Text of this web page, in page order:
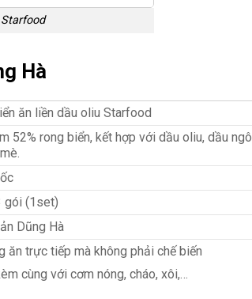
Hà
ăn liền dầu oliu Starfood
52% rong biển, kết hợp với dầu oliu, dầu ngô
gói (1set)
Dũng Hà
ăn trực tiếp mà không phải chế biến
cùng với cơm nóng, cháo, xôi,…